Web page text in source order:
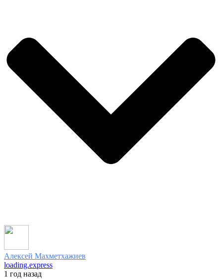
Алексей Махметхажиев
loading.express
1 год назад